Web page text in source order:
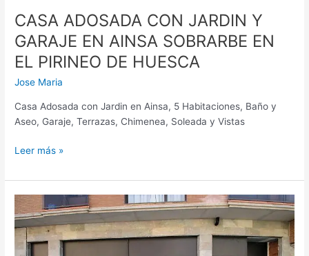
CASA ADOSADA CON JARDIN Y
GARAJE EN AINSA SOBRARBE EN
EL PIRINEO DE HUESCA
Jose Maria
Casa Adosada con Jardin en Ainsa, 5 Habitaciones, Baño y
Aseo, Garaje, Terrazas, Chimenea, Soleada y Vistas
Leer más »
LOCAL
COMERCIAL
CENTRO
DE